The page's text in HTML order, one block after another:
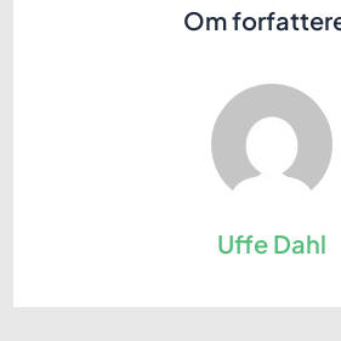
Om
Uffe Dahl